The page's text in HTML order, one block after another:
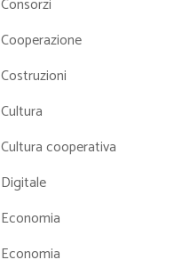
Consorzi
Cooperazione
Costruzioni
Cultura
Cultura cooperativa
Digitale
Economia
Economia